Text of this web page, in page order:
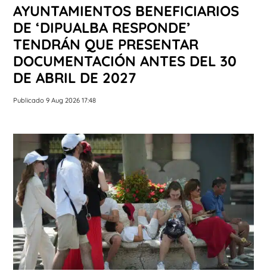
AYUNTAMIENTOS BENEFICIARIOS
DE ‘DIPUALBA RESPONDE’
TENDRÁN QUE PRESENTAR
DOCUMENTACIÓN ANTES DEL 30
DE ABRIL DE 2027
Publicado 9 Aug 2026 17:48